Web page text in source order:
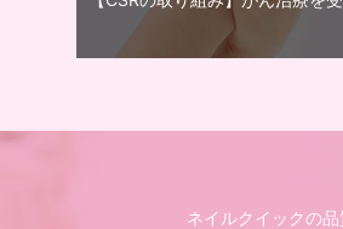
ネイルクイックの品